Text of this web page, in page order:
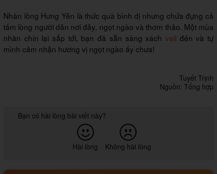
Nhãn lồng Hưng Yên là thức quà bình dị nhưng chứa đựng cả
tấm lòng người dân nơi đây, ngọt ngào và thơm thảo. Một mùa
nhãn chín lại sắp tới, bạn đã sẵn sàng xách vali đến và tự
mình cảm nhận hương vị ngọt ngào ấy chưa!
Tuyết Trịnh
Nguồn: Tổng hợp
Bạn có hài lòng bài viết này?
Hài lòng Không hài lòng